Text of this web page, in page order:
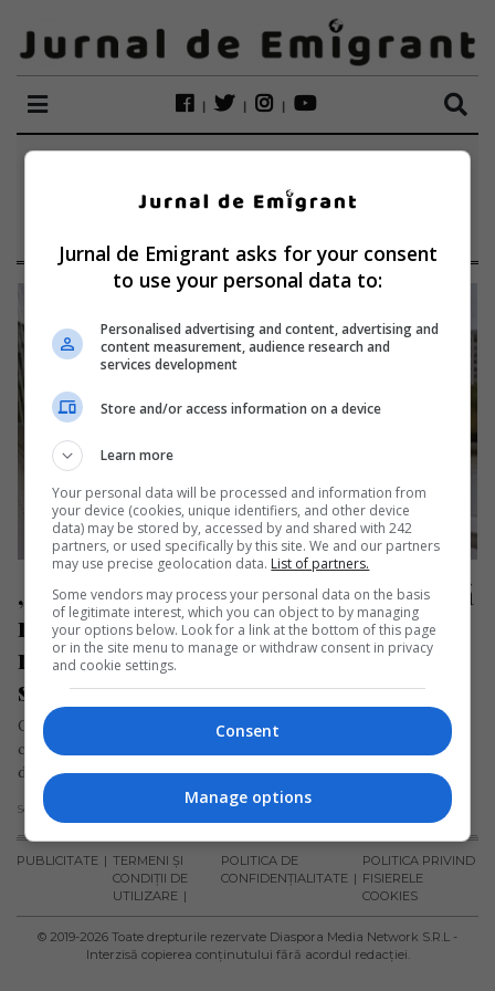
ETICHETĂ:
CHIMIOTERAPIE
„Degeaba mai vii aici, pentru că o să
mori oricum”. Dramatica poveste a
româncei care a părăsit România
scârbită de sistemul medical
O tânără absolventă a Facultății de Agronomie din Timișoara,
care a fost șefă de promoție, a povestit despre experiențele
dramatice…
Scris de Mihai Diaconu - marți, 9 iulie 2024
PUBLICITATE
TERMENI ȘI
CONDIȚII DE
UTILIZARE
POLITICA DE
CONFIDENȚIALITATE
POLITICA PRIVIND
FISIERELE
COOKIES
© 2019-2026 Toate drepturile rezervate Diaspora Media Network S.R.L -
Interzisă copierea conținutului fără acordul redacției.
Jurnal de Emigrant asks for your consent
to use your personal data to:
Personalised advertising and content, advertising and
content measurement, audience research and
services development
Store and/or access information on a device
Learn more
Your personal data will be processed and information from
your device (cookies, unique identifiers, and other device
data) may be stored by, accessed by and shared with 242
partners, or used specifically by this site. We and our partners
may use precise geolocation data. List of partners.
Some vendors may process your personal data on the basis
of legitimate interest, which you can object to by managing
your options below. Look for a link at the bottom of this page
or in the site menu to manage or withdraw consent in privacy
and cookie settings.
Consent
Manage options